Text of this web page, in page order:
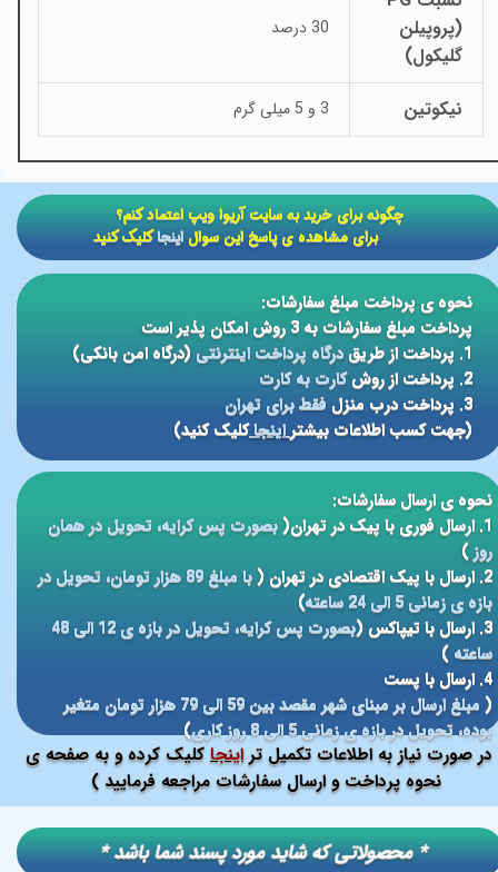
(پروپیلن
گلیکول)
30 درصد
نیکوتین 3 و 5 میلی گرم
صورت نیاز به اطلاعات تکمیل تراینجا کلیک کرده و به صفحه ی
نحوه پرداخت و ارسال سفارشات مراجعه فرمایید )
نحوه ی پرداخت مبلغ سفارشات:
پرداخت مبلغ سفارشات به 3 روش امکان پذیر است
1. پرداخت از طریق
درگاه پرداخت اینترنتی(درگاه امن بانکی)
2. پرداخت از روش
کارت به کارت
3. پرداخت درب منزل
فقط برای تهران
(جهت کسب اطلاعات بیشتر اینجاکلیک کنید)
نحوه ی ارسال سفارشات:
1. ارسال فوری با پیک در تهران(
بصورت پس کرایه، تحویل در همان
روز)
2. ارسال با پیک اقتصادی در تهران (
با مبلغ 89 هزار تومان، تحویل در
بازه ی زمانی 5 الی 24 ساعته
)
3. ارسال با تیپاکس (
بصورت پس کرایه، تحویل در بازه ی 12 الی 48
ساعته )
4. ارسال با پست
(
مبلغ ارسال بر مبنای شهر مقصد بین 59 الی 79 هزار تومان متغیر
بوده، تحویل در بازه ی زمانی 5 الی 8 روز کاری
)
​​چگونه برای خرید به سایت آریوا ویپ اعتماد کنم؟
برای مشاهده ی پاسخ این سوالاینجاکلیک کنید
​​* محصولاتی که شاید مورد پسند شما باشد *